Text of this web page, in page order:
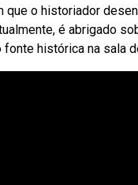
o historiador
é abrigado
histórica na sala